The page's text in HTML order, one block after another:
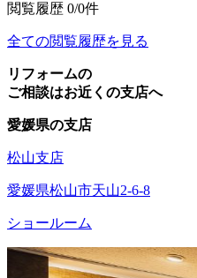
閲覧履歴 0/0件
全ての閲覧履歴を見る
リフォームの
ご相談はお近くの支店へ
愛媛県の支店
松山支店
愛媛県松山市天山2-6-8
ショールーム